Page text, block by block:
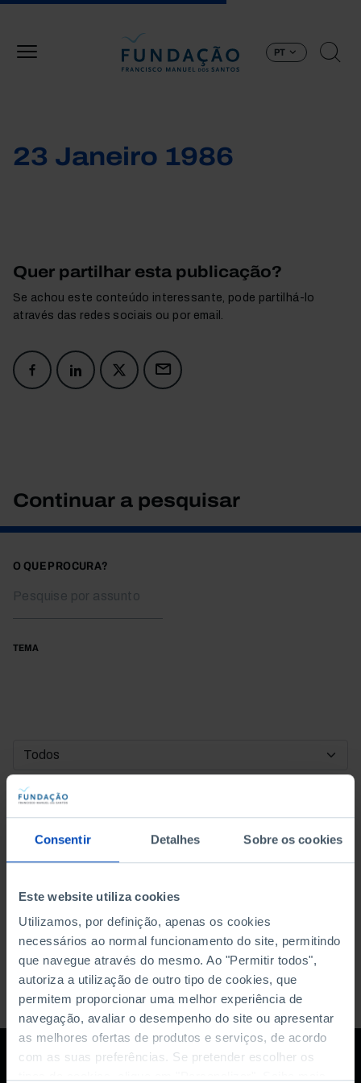
Consentir Detalhes Sobre os cookies
Este website utiliza cookies
Utilizamos, por definição, apenas os cookies
necessários ao normal funcionamento do site, permitindo
que navegue através do mesmo. Ao "Permitir todos",
autoriza a utilização de outro tipo de cookies, que
permitem proporcionar uma melhor experiência de
navegação, avaliar o desempenho do site ou apresentar
as melhores ofertas de produtos e serviços, de acordo
com as suas preferências. Se pretender escolher os
PT
23 Janeiro 1986
Quer partilhar esta publicação?
Se achou este conteúdo interessante, pode partilhá-lo
através das redes sociais ou por email.
Continuar a pesquisar
O QUE PROCURA?
TEMA
DATA DE INÍCIO
DATA DE FIM